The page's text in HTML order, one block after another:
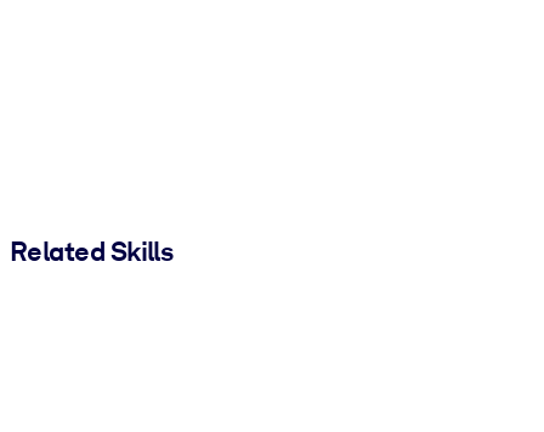
Related Skills